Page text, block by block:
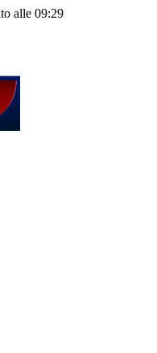
alle 09:29